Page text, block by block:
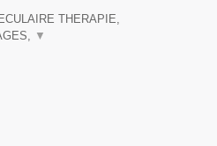
THERAPIE,
▼